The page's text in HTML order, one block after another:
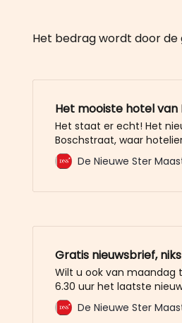
Het bedrag wordt door
Het mooiste hotel
Het staat er echt! Het
Boschstraat, waar
uiteindelijk niet aan
vijfsterren+ hotel van
initiatiefnemer wel de
De Nieuwe Ster
Gratis nieuwsbrief,
Wilt u ook van
6.30 uur het laatste
mailbox? Meld u dan
De Nieuwe Ster. Meer
De Nieuwe Ster